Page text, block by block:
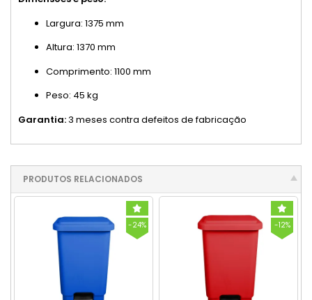
Largura: 1375 mm
Altura: 1370 mm
Comprimento: 1100 mm
Peso: 45 kg
Garantia:3 meses contra defeitos de fabricação
PRODUTOS RELACIONADOS
-24% -12%